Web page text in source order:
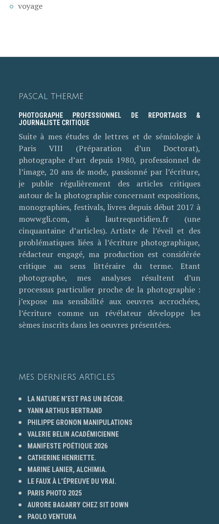
voyage
PASCAL THERME
PHOTOGRAPHE PROFESSIONNEL DE REPORTAGES &
JOURNALISTE CRITIQUE
Suite à mes études de lettres et de sémiologie à
Paris VIII (Préparation d’un Doctorat),
photographe d’art depuis 1980, professionnel de
l’image, 20 ans de mode, passionné par l’écriture,
je publie régulièrement des articles critiques
autour de la photographie concernant expositions,
monographies, festivals, livres depuis début 2017 à
mowwgli.com, à lautrequotidien.fr (une
cinquantaine d’articles). Artiste de l’éveil et des
problématiques liées à l’écriture photographique,
rédacteur engagé, ma production est considérée
critique au sens littéraire du terme. Etant
photographe, mes analyses résultent d’un
processus particulier proche de la photographie :
j’expose ma sensibilité aux oeuvres accrochées,
l’écriture comme un révélateur développe les
sèmes inscrits dans les oeuvres présentées.
MES DERNIERS ARTICLES
LA NATURE N’EST PAS UN DÉCOR.
YANN ARTHUS BERTRAND
PHILIPPE GRONON MANIPULATIONS
VALERIE BELIN ACADÉMICIENNE
MANIFESTE POÉTIQUE 2026
CATHERINE HENRIETTE.
MARINE LANIER, ALCHIMIA.
LE FAUX À L’ÉPREUVE DU VRAI.
PARIS PHOTO 2025
AURORE BAGARRY CHEZ SIT DOWN
PAOLO VENTURA